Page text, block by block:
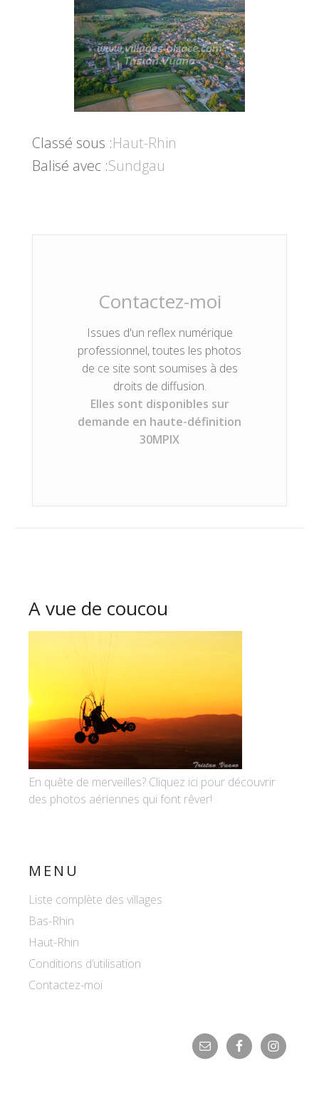
Classé sous :Haut-Rhin
Balisé avec :Sundgau
Contactez-moi
Issues d'un reflex numérique
professionnel, toutes les photos
de ce site sont soumises à des
droits de diffusion.
Elles sont disponibles sur
demande en haute-définition
30MPIX
A vue de coucou
En quête de merveilles? Cliquez ici pour découvrir
des photos aériennes qui font rêver!
MENU
Liste complète des villages
Bas-Rhin
Haut-Rhin
Conditions d’utilisation
Contactez-moi